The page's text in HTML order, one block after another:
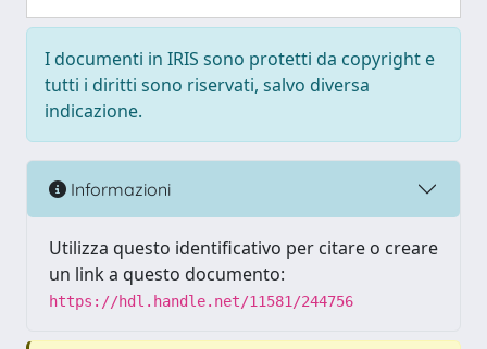
I documenti in IRIS sono protetti da copyright e
tutti i diritti sono riservati, salvo diversa
indicazione.
Informazioni
Utilizza questo identificativo per citare o creare
un link a questo documento:
https://hdl.handle.net/11581/244756